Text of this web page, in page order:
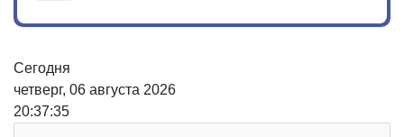
Сегодня
четверг, 06 августа 2026
20:37:35